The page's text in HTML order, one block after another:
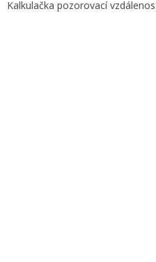
Kalkulačka pozorovací